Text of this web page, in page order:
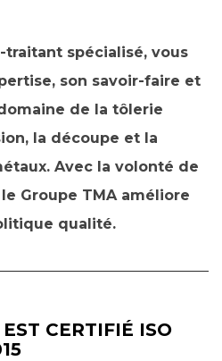
traitant spécialisé, vous
son savoir-faire et
de la tôlerie
la découpe et la
Avec la volonté de
Groupe TMA améliore
qualité.
CERTIFIÉ ISO